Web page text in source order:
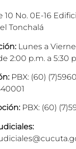
10 No. 0E-16
Tonchalá
Lunes a
2:00 p.m. a 5:30
PBX: (60)
PBX: (60)